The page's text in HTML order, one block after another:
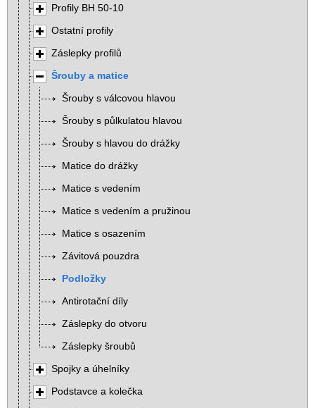
Profily BH 50-10
Ostatní profily
Záslepky profilů
Šrouby a matice
Šrouby s válcovou hlavou
Šrouby s půlkulatou hlavou
Šrouby s hlavou do drážky
Matice do drážky
Matice s vedením
Matice s vedením a pružinou
Matice s osazením
Závitová pouzdra
Podložky
Antirotační díly
Záslepky do otvoru
Záslepky šroubů
Spojky a úhelníky
Podstavce a kolečka